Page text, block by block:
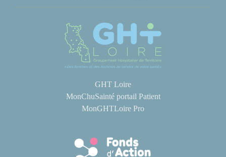
GHT Loire
MonChuSainté portail Patient
MonGHTLoire Pro